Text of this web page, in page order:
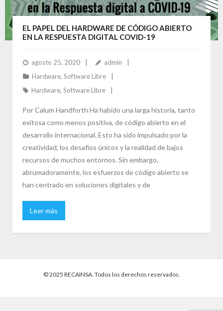
Idioma / Language
EL PAPEL DEL HARDWARE DE CÓDIGO ABIERTO
EN LA RESPUESTA DIGITAL COVID-19
agosto 25, 2020
admin
Hardware, Software Libre
Hardware, Software Libre
Por Calum Handforth Ha habido una larga historia, tanto
exitosa como menos positiva, de código abierto en el
desarrollo internacional. Esto ha sido impulsado por la
creatividad, los desafíos únicos y la realidad de bajos
recursos de muchos entornos. Sin embargo,
abrumadoramente, los esfuerzos de código abierto se
han centrado en soluciones digitales y de
Leer más
© 2025 RECAINSA. Todos los derechos reservados.